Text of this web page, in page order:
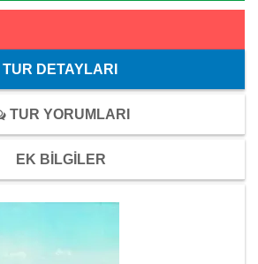
TUR DETAYLARI
TUR YORUMLARI
EK BİLGİLER